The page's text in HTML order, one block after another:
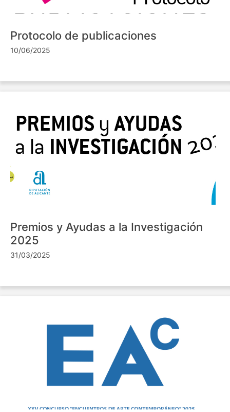
Protocolo de publicaciones
10/06/2025
Premios y Ayudas a la Investigación
2025
31/03/2025